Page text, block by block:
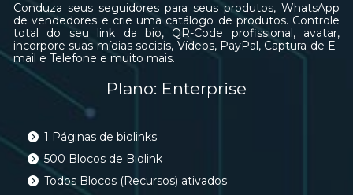
Conduza seus seguidores para seus produtos, WhatsApp
de vendedores e crie uma catálogo de produtos. Controle
total do seu link da bio, QR-Code profissional, avatar,
incorpore suas mídias sociais, Vídeos, PayPal, Captura de E-
mail e Telefone e muito mais.
Plano: Enterprise
1 Páginas de biolinks
500 Blocos de Biolink
Todos Blocos (Recursos) ativados